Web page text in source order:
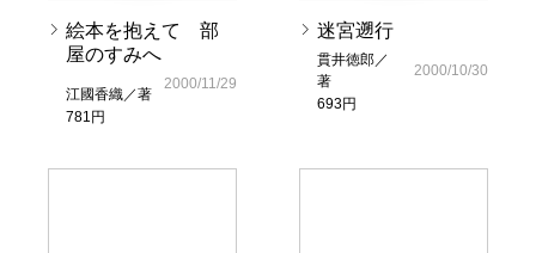
絵本を抱えて 部
屋のすみへ
江國香織／著
781円
2000/11/29
迷宮遡行
貫井徳郎／
著
693円
2000/10/30